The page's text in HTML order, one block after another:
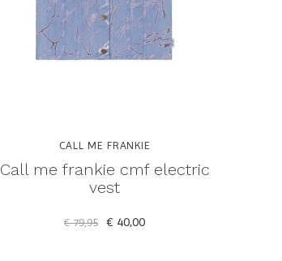
CALL ME FRANKIE
Call me frankie cmf electric
vest
€ 79,95 € 40,00